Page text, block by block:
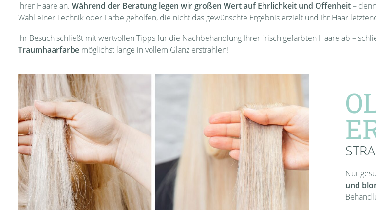
Ihrer Haare an. Während der Beratung legen wir großen Wert auf Ehrlichkeit und Offenheit–
Wahl einer Technik oder Farbe geholfen, die nicht das gewünschte Ergebnis erzielt und Ihr Haar
Ihr Besuch schließt mit wertvollen Tipps für die Nachbehandlung Ihrer frisch gefärbten Haare ab –
Traumhaarfarbemöglichst lange in vollem Glanz erstrahlen!
Nur
und